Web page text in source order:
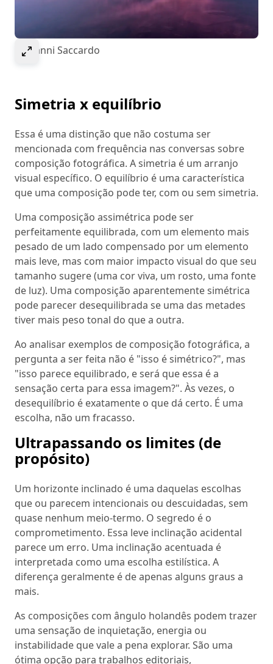
Select to expand image
© Gianni Saccardo
Simetria x equilíbrio
Essa é uma distinção que não costuma ser
mencionada com frequência nas conversas sobre
composição fotográfica. A simetria é um arranjo
visual específico. O equilíbrio é uma característica
que uma composição pode ter, com ou sem simetria.
Uma composição assimétrica pode ser
perfeitamente equilibrada, com um elemento mais
pesado de um lado compensado por um elemento
mais leve, mas com maior impacto visual do que seu
tamanho sugere (uma cor viva, um rosto, uma fonte
de luz). Uma composição aparentemente simétrica
pode parecer desequilibrada se uma das metades
tiver mais peso tonal do que a outra.
Ao analisar exemplos de composição fotográfica, a
pergunta a ser feita não é "isso é simétrico?", mas
"isso parece equilibrado, e será que essa é a
sensação certa para essa imagem?". Às vezes, o
desequilíbrio é exatamente o que dá certo. É uma
escolha, não um fracasso.
Ultrapassando os limites (de
propósito)
Um horizonte inclinado é uma daquelas escolhas
que ou parecem intencionais ou descuidadas, sem
quase nenhum meio-termo. O segredo é o
comprometimento. Essa leve inclinação acidental
parece um erro. Uma inclinação acentuada é
interpretada como uma escolha estilística. A
diferença geralmente é de apenas alguns graus a
mais.
As composições com ângulo holandês podem trazer
uma sensação de inquietação, energia ou
instabilidade que vale a pena explorar. São uma
ótima opção para trabalhos editoriais,